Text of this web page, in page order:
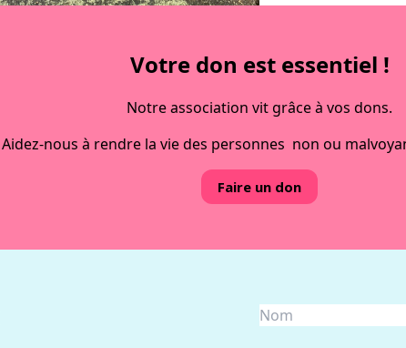
Votre don est essentiel !
Notre association vit grâce à vos dons.
Aidez-nous à rendre la vie des personnes non ou
Faire un don